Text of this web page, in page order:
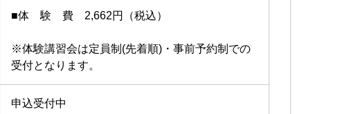
■体 験 費 2,662円（税込）
※体験講習会は定員制(先着順)・事前予約制での
受付となります。
申込受付中